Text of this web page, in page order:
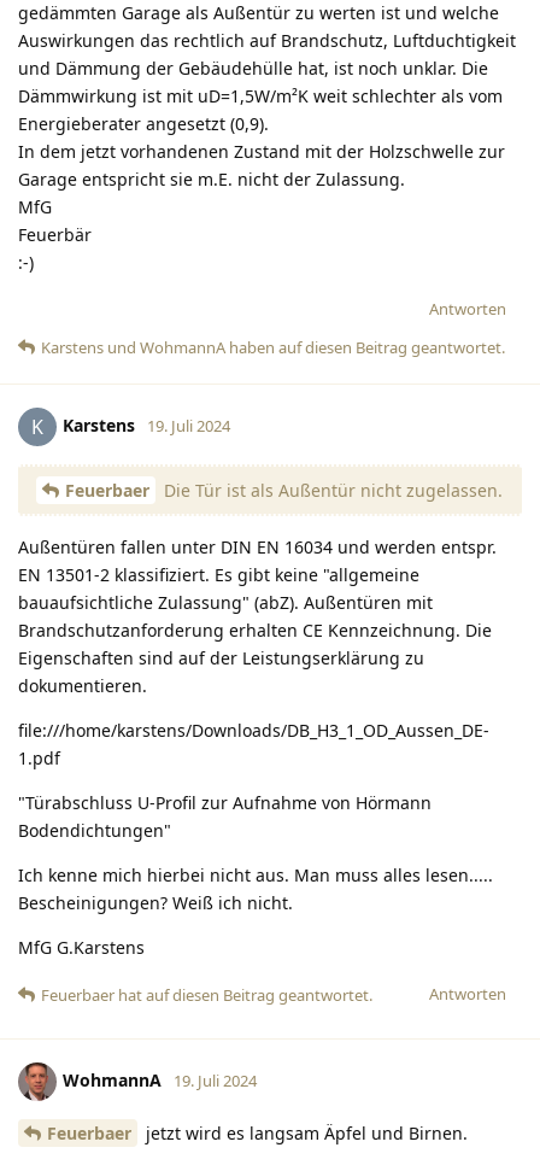
gedämmten Garage als Außentür zu werten ist und welche
Auswirkungen das rechtlich auf Brandschutz, Luftduchtigkeit
und Dämmung der Gebäudehülle hat, ist noch unklar. Die
Dämmwirkung ist mit uD=1,5W/m²K weit schlechter als vom
Energieberater angesetzt (0,9).
In dem jetzt vorhandenen Zustand mit der Holzschwelle zur
Garage entspricht sie m.E. nicht der Zulassung.
MfG
Feuerbär
:-)
Antworten
Karstens und WohmannA haben auf diesen Beitrag geantwortet.
K Karstens 19. Juli 2024
Feuerbaer Die Tür ist als Außentür nicht zugelassen.
Außentüren fallen unter DIN EN 16034 und werden entspr.
EN 13501-2 klassifiziert. Es gibt keine "allgemeine
bauaufsichtliche Zulassung" (abZ). Außentüren mit
Brandschutzanforderung erhalten CE Kennzeichnung. Die
Eigenschaften sind auf der Leistungserklärung zu
dokumentieren.
file:///home/karstens/Downloads/DB_H3_1_OD_Aussen_DE-
1.pdf
"Türabschluss U-Profil zur Aufnahme von Hörmann
Bodendichtungen"
Ich kenne mich hierbei nicht aus. Man muss alles lesen.....
Bescheinigungen? Weiß ich nicht.
MfG G.Karstens
Antworten
Feuerbaer hatauf diesen Beitrag geantwortet.
WohmannA 19. Juli 2024
Feuerbaer
jetzt wird es langsam Äpfel und Birnen.